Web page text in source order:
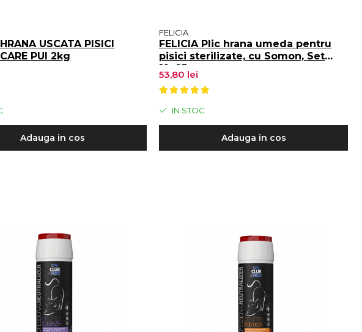
USCATA PISICI
PUI 2kg
Adauga in cos
FELICIA
FELICIA Plic hrana umeda pentru
pisici sterilizate, cu Somon, Set
12x85g
53,80 lei
IN STOC
Adauga in cos